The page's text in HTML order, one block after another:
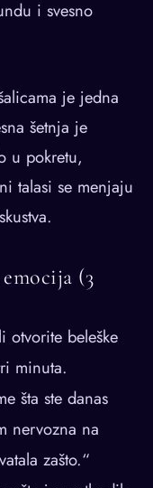
i svesno
je jedna
šetnja je
u pokretu,
talasi se menjaju
(3
otvorite beleške
minuta.
šta ste danas
nervozna na
zašto.“